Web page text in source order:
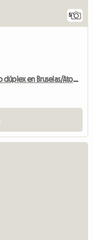
5
Habitación encantadora en un luminoso dúplex en Bruselas/Atomium.